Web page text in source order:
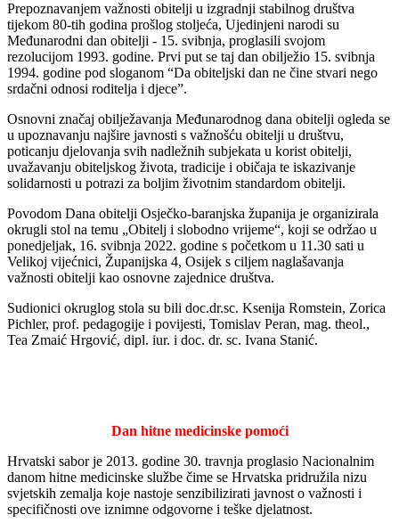
Prepoznavanjem važnosti obitelji u izgradnji stabilnog društva
tijekom 80-tih godina prošlog stoljeća, Ujedinjeni narodi su
Međunarodni dan obitelji - 15. svibnja, proglasili svojom
rezolucijom 1993. godine. Prvi put se taj dan obilježio 15. svibnja
1994. godine pod sloganom “Da obiteljski dan ne čine stvari nego
srdačni odnosi roditelja i djece”.
Osnovni značaj obilježavanja Međunarodnog dana obitelji ogleda se
u upoznavanju najšire javnosti s važnošću obitelji u društvu,
poticanju djelovanja svih nadležnih subjekata u korist obitelji,
uvažavanju obiteljskog života, tradicije i običaja te iskazivanje
solidarnosti u potrazi za boljim životnim standardom obitelji.
Povodom Dana obitelji Osječko-baranjska županija je organizirala
okrugli stol na temu „Obitelj i slobodno vrijeme“, koji se održao u
ponedjeljak, 16. svibnja 2022. godine s početkom u 11.30 sati u
Velikoj vijećnici, Županijska 4, Osijek s ciljem naglašavanja
važnosti obitelji kao osnovne zajednice društva.
Sudionici okruglog stola su bili doc.dr.sc. Ksenija Romstein, Zorica
Pichler, prof. pedagogije i povijesti, Tomislav Peran, mag. theol.,
Tea Zmaić Hrgović, dipl. iur. i doc. dr. sc. Ivana Stanić.
Dan hitne medicinske pomoći
Hrvatski sabor je 2013. godine 30. travnja proglasio Nacionalnim
danom hitne medicinske službe čime se Hrvatska pridružila nizu
svjetskih zemalja koje nastoje senzibilizirati javnost o važnosti i
specifičnosti ove iznimne odgovorne i teške djelatnost.